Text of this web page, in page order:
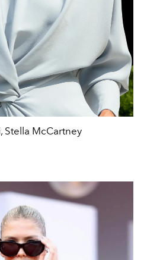
Stella McCartney